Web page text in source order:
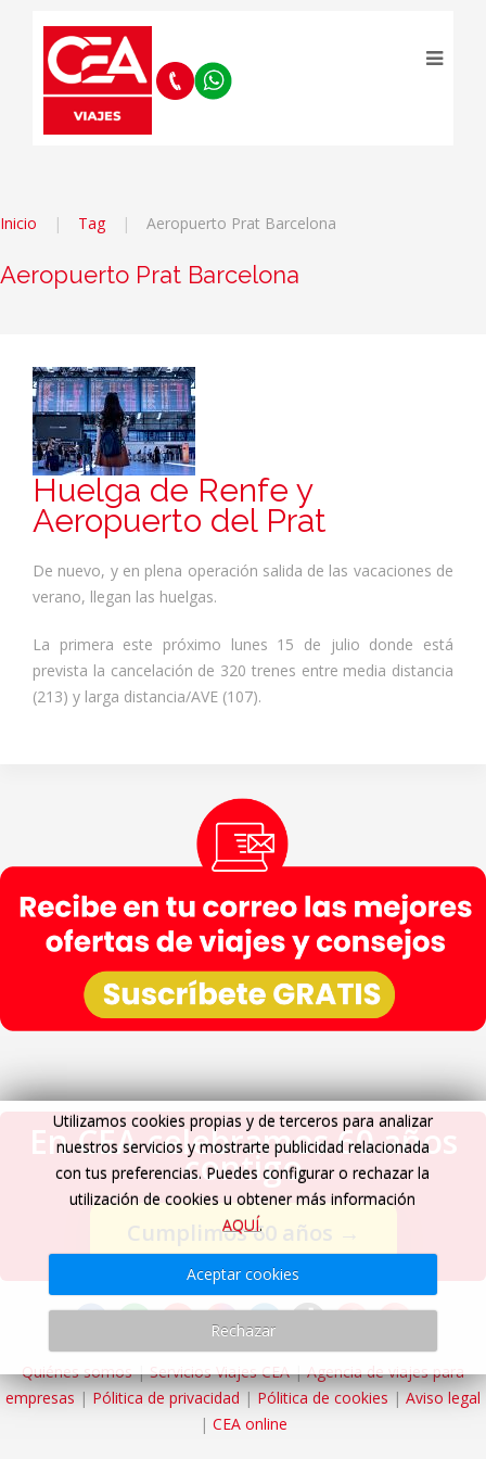
Inicio Tag Aeropuerto Prat Barcelona
Aeropuerto Prat Barcelona
Huelga de Renfe y
Aeropuerto del Prat
De nuevo, y en plena operación salida de las vacaciones de
verano, llegan las huelgas.
La primera este próximo lunes 15 de julio donde está
prevista la cancelación de 320 trenes entre media distancia
(213) y larga distancia/AVE (107).
En CEA celebramos 60 años
contigo
Cumplimos 60 años →
Quiénes somos|Servicios Viajes CEA|Agencia de viajes para
empresas | Pólitica de privacidad | Pólitica de cookies | Aviso legal
| CEA online
Utilizamos cookies propias y de terceros para analizar
nuestros servicios y mostrarte publicidad relacionada
con tus preferencias. Puedes configurar o rechazar la
utilización de cookies u obtener más información
AQUÍ.
Aceptar cookies
Rechazar